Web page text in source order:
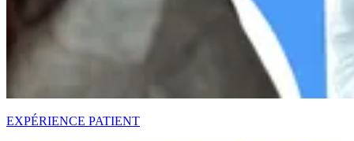
EXPÉRIENCE PATIENT